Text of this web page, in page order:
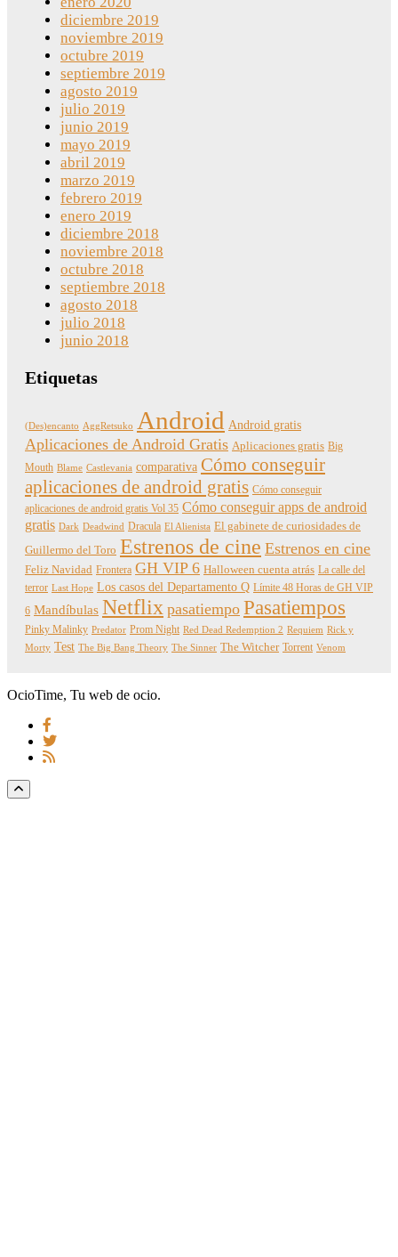
diciembre 2019
noviembre 2019
octubre 2019
septiembre 2019
agosto 2019
julio 2019
junio 2019
mayo 2019
abril 2019
marzo 2019
febrero 2019
enero 2019
diciembre 2018
noviembre 2018
octubre 2018
septiembre 2018
agosto 2018
julio 2018
junio 2018
Etiquetas
(Des)encanto AggRetsuko Android Android gratis
Aplicaciones de Android Gratis Aplicaciones gratis Big
Mouth Blame Castlevania comparativa Cómo conseguir
aplicaciones de android gratis Cómo conseguir
aplicaciones de android gratis Vol 35 Cómo conseguir apps de android
gratis Dark Deadwind Dracula El Alienista El gabinete de curiosidades de
Guillermo del Toro Estrenos de cine Estrenos en cine
Feliz Navidad Frontera GH VIP 6 Halloween cuenta atrás La calle del
terror Last Hope Los casos del Departamento Q Límite 48 Horas de GH VIP
6 Mandíbulas Netflix pasatiempo Pasatiempos
Pinky Malinky Predator Prom Night Red Dead Redemption 2 Requiem Rick y
Morty Test The Big Bang Theory The Sinner The Witcher Torrent Venom
OcioTime, Tu web de ocio.